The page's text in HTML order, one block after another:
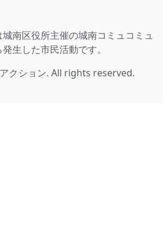
南区役所主催の城南コミュコミュ
生した市民活動です。
クション. All rights reserved.